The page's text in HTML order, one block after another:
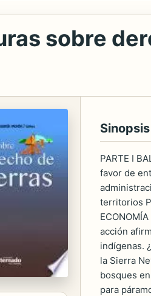
sobre
PARTE I
favor de
territorios
acción
indígenas.
la Sierra
bosques
para